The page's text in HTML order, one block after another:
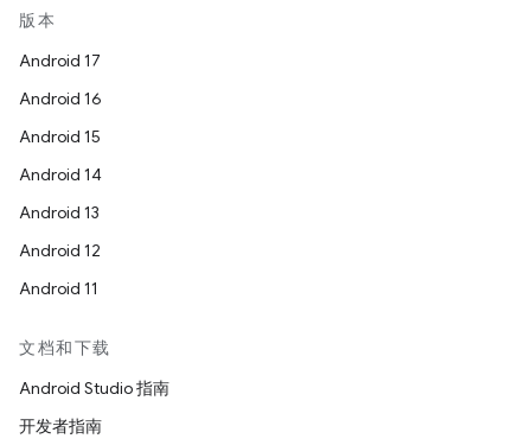
版本
Android 17
Android 16
Android 15
Android 14
Android 13
Android 12
Android 11
文档和下载
Android Studio 指南
开发者指南